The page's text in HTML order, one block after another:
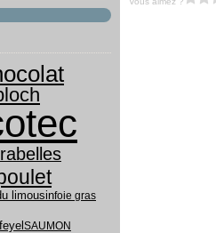
limousinfoie gras
feyel SAUMON